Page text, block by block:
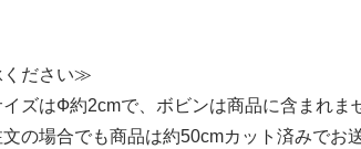
ださい≫
ズはФ約2cmで、ボビンは商品に含まれま
の場合でも商品は約50cmカット済みでお